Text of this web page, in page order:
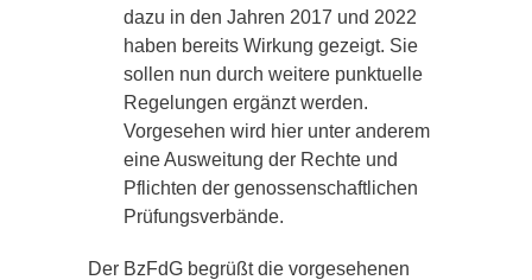
dazu in den Jahren 2017 und 2022
haben bereits Wirkung gezeigt. Sie
sollen nun durch weitere punktuelle
Regelungen ergänzt werden.
Vorgesehen wird hier unter anderem
eine Ausweitung der Rechte und
Pflichten der genossenschaftlichen
Prüfungsverbände.
Der BzFdG begrüßt die vorgesehenen